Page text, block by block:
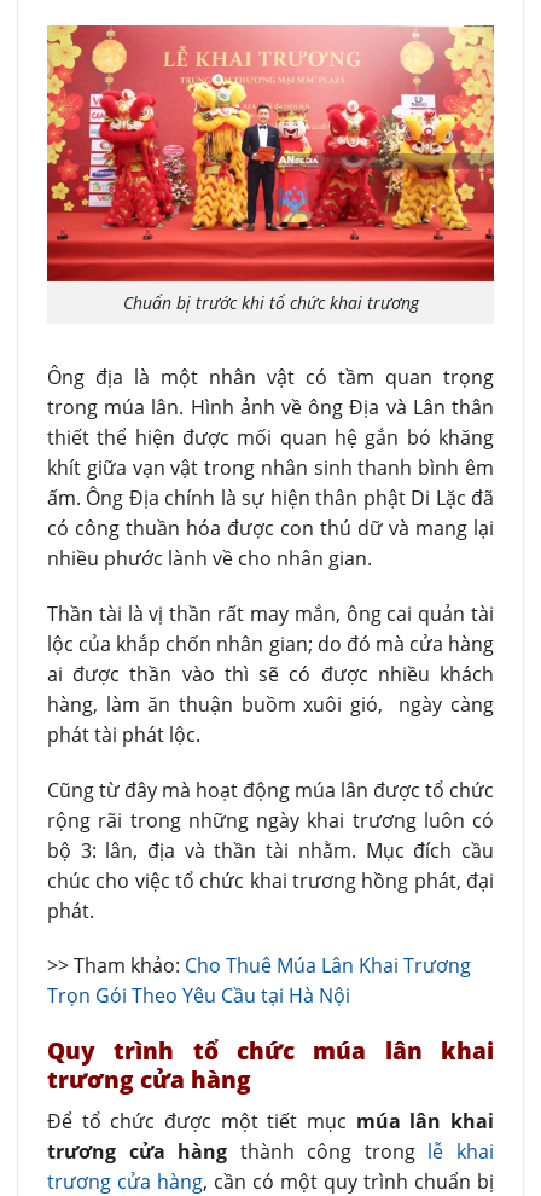
Chuẩn bị trước khi tổ chức khai trương
Ông địa là một nhân vật có tầm quan trọng
trong múa lân. Hình ảnh về ông Địa và Lân thân
thiết thể hiện được mối quan hệ gắn bó khăng
khít giữa vạn vật trong nhân sinh thanh bình êm
ấm. Ông Địa chính là sự hiện thân phật Di Lặc đã
có công thuần hóa được con thú dữ và mang lại
nhiều phước lành về cho nhân gian.
Thần tài là vị thần rất may mắn, ông cai quản tài
lộc của khắp chốn nhân gian; do đó mà cửa hàng
ai được thần vào thì sẽ có được nhiều khách
hàng, làm ăn thuận buồm xuôi gió, ngày càng
phát tài phát lộc.
Cũng từ đây mà hoạt động múa lân được tổ chức
rộng rãi trong những ngày khai trương luôn có
bộ 3: lân, địa và thần tài nhằm. Mục đích cầu
chúc cho việc tổ chức khai trương hồng phát, đại
phát.
>> Tham khảo: Cho Thuê Múa Lân Khai Trương
Trọn Gói Theo Yêu Cầu tại Hà Nội
Quy trình tổ chức múa lân khai
trương cửa hàng
Để tổ chức được một tiết mục múa lân khai
trương cửa hàng thành công trong lễ khai
trương cửa hàng, cần có một quy trình chuẩn bị